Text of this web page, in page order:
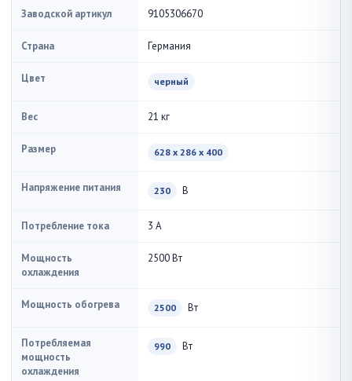
Заводской артикул 9105306670
Страна Германия
Цвет черный
Вес 21 кг
Размер 628 x 286 x 400
Напряжение питания 230 В
Потребление тока 3 А
Мощность
охлаждения
2500 Вт
Мощность обогрева 2500 Вт
Потребляемая
мощность
охлаждения
990 Вт